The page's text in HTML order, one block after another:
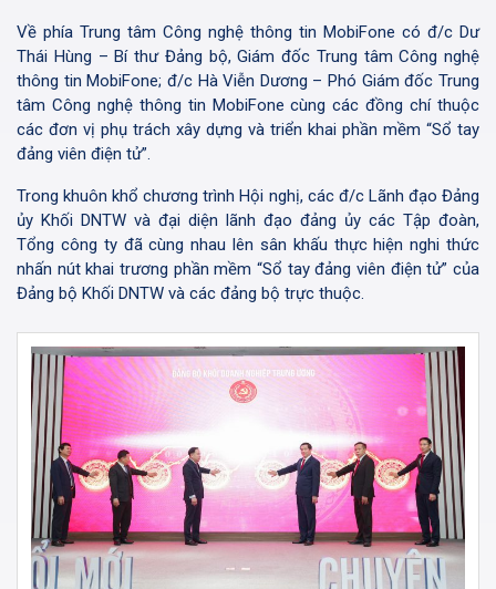
Về phía Trung tâm Công nghệ thông tin MobiFone có đ/c Dư
Thái Hùng – Bí thư Đảng bộ, Giám đốc Trung tâm Công nghệ
thông tin MobiFone; đ/c Hà Viễn Dương – Phó Giám đốc Trung
tâm Công nghệ thông tin MobiFone cùng các đồng chí thuộc
các đơn vị phụ trách xây dựng và triển khai phần mềm “Sổ tay
đảng viên điện tử”.
Trong khuôn khổ chương trình Hội nghị, các đ/c Lãnh đạo Đảng
ủy Khối DNTW và đại diện lãnh đạo đảng ủy các Tập đoàn,
Tổng công ty đã cùng nhau lên sân khấu thực hiện nghi thức
nhấn nút khai trương phần mềm “Sổ tay đảng viên điện tử” của
Đảng bộ Khối DNTW và các đảng bộ trực thuộc.